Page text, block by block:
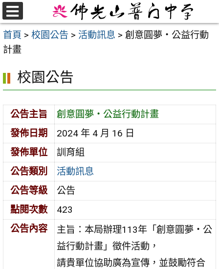
跳
至
主
要
首頁 > 校園公告 > 活動訊息 > 創意圓夢‧公益行動
計畫
校園公告
公告主旨
創意圓夢‧公益行動計畫
發佈日期
2024 年 4 月 16 日
發佈單位
訓育組
公告類別
活動訊息
公告等級
公告
點閱次數
423
公告內容
主旨：本局辦理113年「創意圓夢‧公
益行動計畫」徵件活動，
請貴單位協助廣為宣傳，並鼓勵符合
選
單